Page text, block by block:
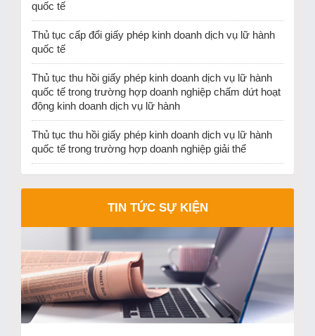
quốc tế
Thủ tục cấp đổi giấy phép kinh doanh dịch vụ lữ hành
quốc tế
Thủ tục thu hồi giấy phép kinh doanh dịch vụ lữ hành
quốc tế trong trường hợp doanh nghiệp chấm dứt hoạt
động kinh doanh dịch vụ lữ hành
Thủ tục thu hồi giấy phép kinh doanh dịch vụ lữ hành
quốc tế trong trường hợp doanh nghiệp giải thể
TIN TỨC SỰ KIỆN